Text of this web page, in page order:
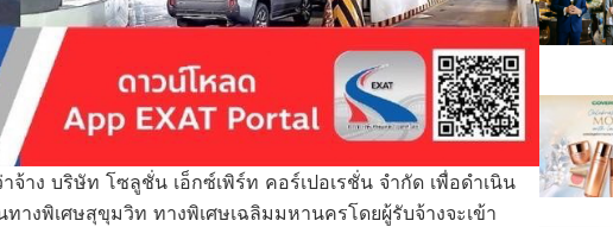
าง บริษัท โซลูชั่น เอ็กซ์เพิร์ท คอร์เปอเรชั่น จำกัด เพื่อดำเนิน
างพิเศษสุขุมวิท ทางพิเศษเฉลิมมหานครโดยผู้รับจ้างจะเข้า